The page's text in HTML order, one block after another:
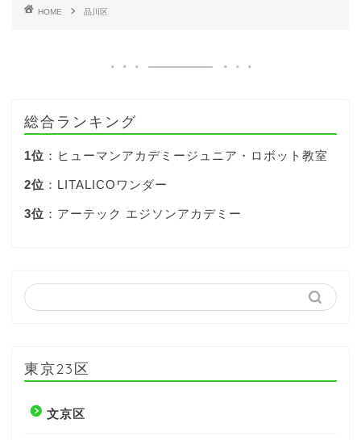
HOME 品川区
総合ランキング
1位 ：ヒューマンアカデミージュニア・ロボット教室
2位 ：LITALICOワンダー
3位 ：アーテック エジソンアカデミー
東京23区
文京区